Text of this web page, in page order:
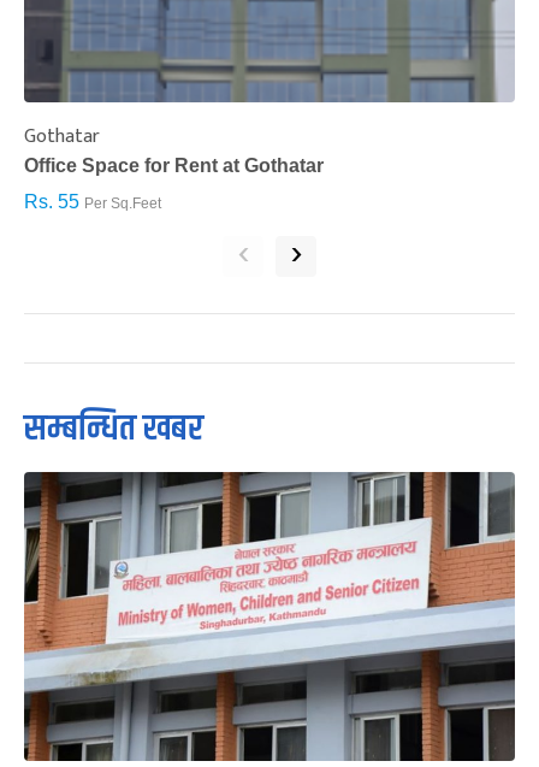
Gothatar
Office Space for Rent at Gothatar
Rs. 55 Per Sq.Feet
‹ ›
सम्बन्धित खबर